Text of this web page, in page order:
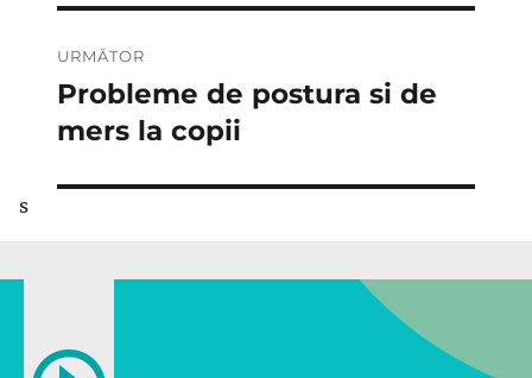
URMĂTOR
Articolul
următor:
Probleme de postura si de
mers la copii
s